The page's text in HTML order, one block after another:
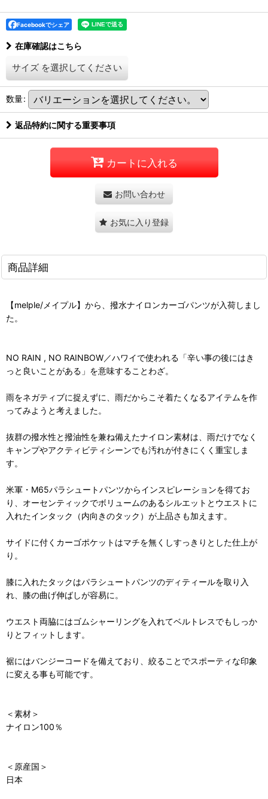
Facebookでシェア
在庫確認はこちら
サイズ を選択してください
数量:
返品特約に関する重要事項
カートに入れる
お問い合わせ
お気に入り登録
商品詳細
【melple/メイプル】から、撥水ナイロンカーゴパンツが入荷しまし
た。
NO RAIN , NO RAINBOW／ハワイで使われる「辛い事の後にはき
っと良いことがある」を意味することわざ。
雨をネガティブに捉えずに、雨だからこそ着たくなるアイテムを作
ってみようと考えました。
抜群の撥水性と撥油性を兼ね備えたナイロン素材は、雨だけでなく
キャンプやアクティビティシーンでも汚れが付きにくく重宝しま
す。
米軍・M65パラシュートパンツからインスピレーションを得てお
り、オーセンティックでボリュームのあるシルエットとウエストに
入れたインタック（内向きのタック）が上品さも加えます。
サイドに付くカーゴポケットはマチを無くしすっきりとした仕上が
り。
膝に入れたタックはパラシュートパンツのディティールを取り入
れ、膝の曲げ伸ばしが容易に。
ウエスト両脇にはゴムシャーリングを入れてベルトレスでもしっか
りとフィットします。
裾にはバンジーコードを備えており、絞ることでスポーティな印象
に変える事も可能です。
＜素材＞
ナイロン100％
＜原産国＞
日本